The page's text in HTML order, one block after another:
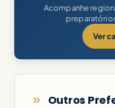
Acompanhe
Ver
Outros